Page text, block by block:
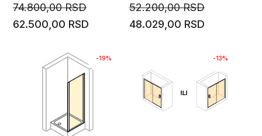
74.800,00 RSD
62.500,00 RSD
52.200,00 RSD
48.029,00 RSD
-19% -13%